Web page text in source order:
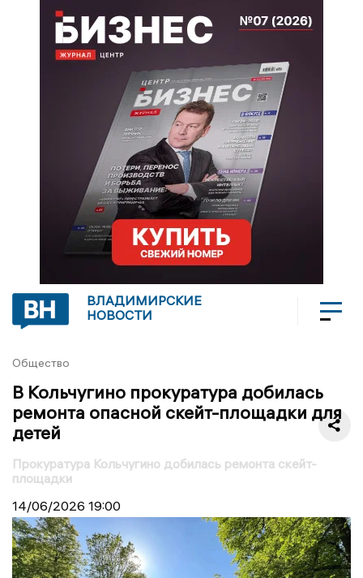
ВЛАДИМИРСКИЕ
НОВОСТИ
Общество
В Кольчугино прокуратура добилась
ремонта опасной скейт-площадки для
детей
Прокуратура Кольчугино добилась ремонта скейт-
площадки
14/06/2026 19:00